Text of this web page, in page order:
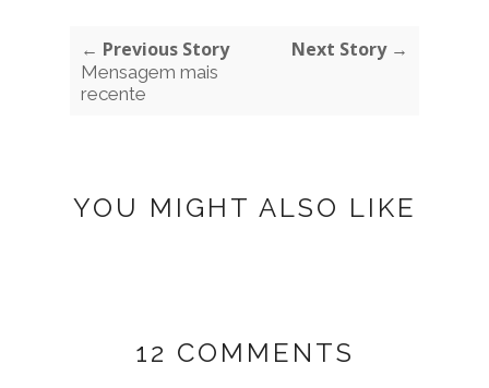
← Previous Story
Mensagem mais
recente
Next Story →
YOU MIGHT ALSO LIKE
12 COMMENTS